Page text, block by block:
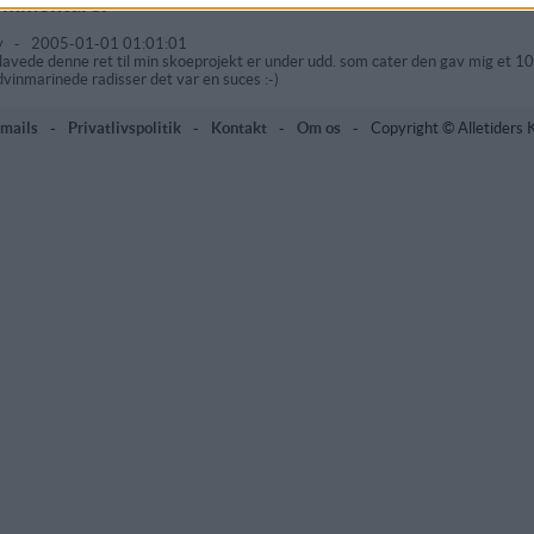
- 2005-01-01 01:01:01
denne ret til min skoeprojekt er under udd. som cater den gav mig et
radisser det var en suces :-)
- Privatlivspolitik - Kontakt - Om os - Copyright © Alletiders